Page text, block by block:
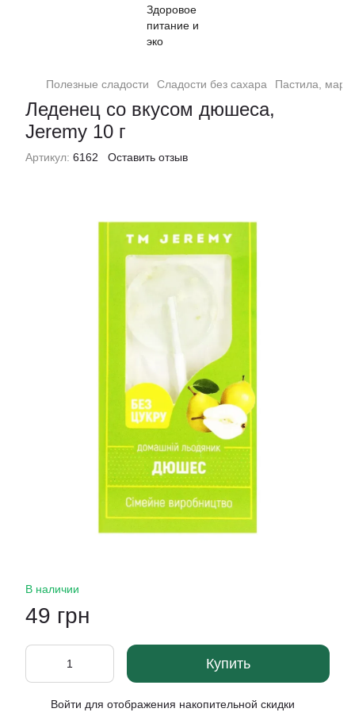
Полезные сладости Сладости без сахара Пастила,
Леденец со вкусом дюшеса,
Jeremy 10 г
Артикул: 6162 Оставить отзыв
В наличии
49 грн
Купить
Войти для отображения накопительной скидки